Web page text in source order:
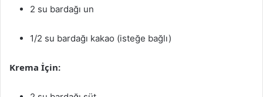
2 su bardağı un
1/2 su bardağı kakao (isteğe bağlı)
Krema İçin: